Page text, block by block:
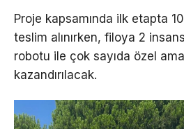
Proje kapsamında ilk etapta
teslim alınırken, filoya 2
robotu ile çok sayıda özel
kazandırılacak.